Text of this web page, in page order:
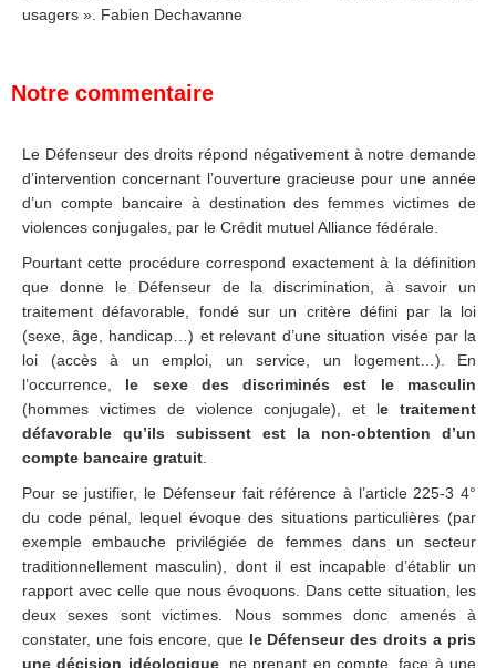
usagers ». Fabien Dechavanne
Notre commentaire
Le Défenseur des droits répond négativement à notre demande
d’intervention concernant l’ouverture gracieuse pour une année
d’un compte bancaire à destination des femmes victimes de
violences conjugales, par le Crédit mutuel Alliance fédérale.
Pourtant cette procédure correspond exactement à la définition
que donne le Défenseur de la discrimination, à savoir un
traitement défavorable, fondé sur un critère défini par la loi
(sexe, âge, handicap…) et relevant d’une situation visée par la
loi (accès à un emploi, un service, un logement…). En
l’occurrence, le sexe des discriminés est le masculin
(hommes victimes de violence conjugale), et le traitement
défavorable qu’ils subissent est la non-obtention d’un
compte bancaire gratuit
Pour se justifier, le Défenseur fait référence à l’article 225-3 4°
du code pénal, lequel évoque des situations particulières (par
exemple embauche privilégiée de femmes dans un secteur
traditionnellement masculin), dont il est incapable d’établir un
rapport avec celle que nous évoquons. Dans cette situation, les
deux sexes sont victimes. Nous sommes donc amenés à
constater, une fois encore, que le Défenseur des droits a pris
une décision idéologique, ne prenant en compte, face à une